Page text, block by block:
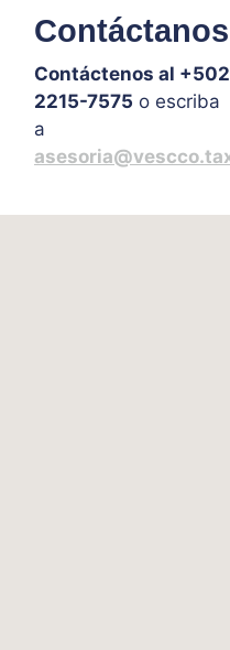
Contáctanos
Contáctenos al +502
2215-7575 o escriba
a